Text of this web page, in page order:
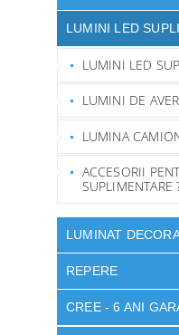
LUMINI LED
LUMINI LED
LUMINI DE
LUMINA
ACCESORII
SUPLIMENTARE
LUMINAT
REPERE
CREE - 6 ANI